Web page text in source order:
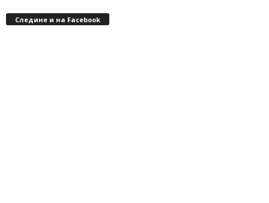
Следине и на Facebook